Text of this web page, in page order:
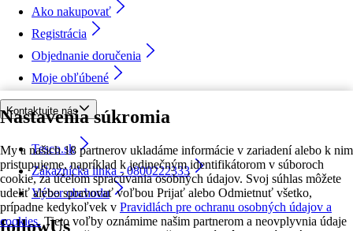
Nastavenia súkromia
My a našich 18 partnerov ukladáme informácie v zariadení alebo k nim
pristupujeme, napríklad k jedinečným identifikátorom v súboroch
cookie, za účelom spracúvania osobných údajov. Svoj súhlas môžete
udeliť alebo spravovať voľbou Prijať alebo Odmietnuť všetko,
prípadne kedykoľvek v Pravidlách pre ochranu osobných údajov a
cookies. Tieto voľby oznámime našim partnerom a neovplyvnia údaje
Ako nakupovať
Registrácia
Objednanie doručenia
Moje obľúbené
Kontaktujte nás
Tesco.sk
Zákaznícka linka - 0800222333
Výber obchodu
followUs